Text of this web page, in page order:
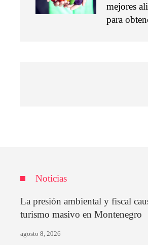
mejores
para
Noticias
La presión ambiental y fiscal
turismo masivo en Montenegro
agosto 8, 2026